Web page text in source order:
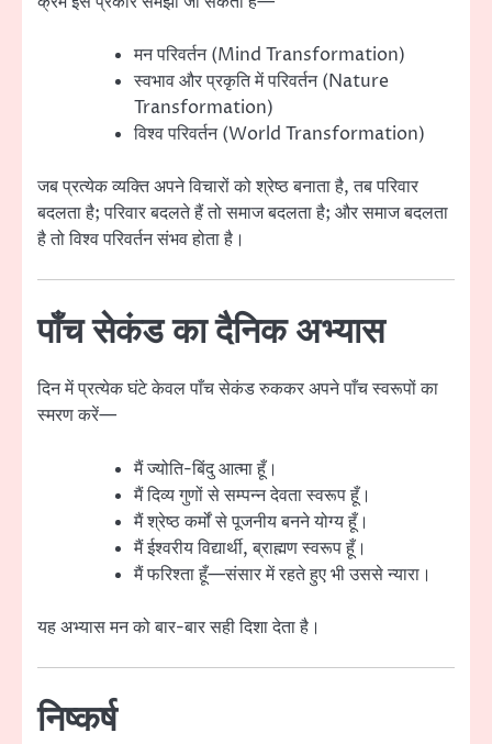
मन परिवर्तन (Mind Transformation)
स्वभाव और प्रकृति में परिवर्तन (Nature
Transformation)
विश्व परिवर्तन (World Transformation)
जब प्रत्येक व्यक्ति अपने विचारों को श्रेष्ठ बनाता है, तब परिवार
बदलता है; परिवार बदलते हैं तो समाज बदलता है; और समाज बदलता
है तो विश्व परिवर्तन संभव होता है।
पाँच सेकंड का दैनिक अभ्यास
दिन में प्रत्येक घंटे केवल पाँच सेकंड रुककर अपने पाँच स्वरूपों का
स्मरण करें—
मैं ज्योति-बिंदु आत्मा हूँ।
मैं दिव्य गुणों से सम्पन्न देवता स्वरूप हूँ।
मैं श्रेष्ठ कर्मों से पूजनीय बनने योग्य हूँ।
मैं ईश्वरीय विद्यार्थी, ब्राह्मण स्वरूप हूँ।
मैं फरिश्ता हूँ—संसार में रहते हुए भी उससे न्यारा।
यह अभ्यास मन को बार-बार सही दिशा देता है।
निष्कर्ष